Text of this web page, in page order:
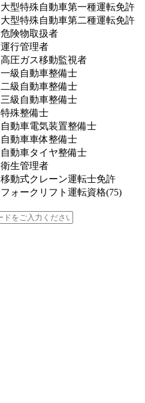
大型特殊自動車第一種運転免許
大型特殊自動車第二種運転免許
危険物取扱者
運行管理者
高圧ガス移動監視者
一級自動車整備士
二級自動車整備士
三級自動車整備士
特殊整備士
自動車電気装置整備士
自動車車体整備士
自動車タイヤ整備士
衛生管理者
移動式クレーン運転士免許
フォークリフト運転資格(75)